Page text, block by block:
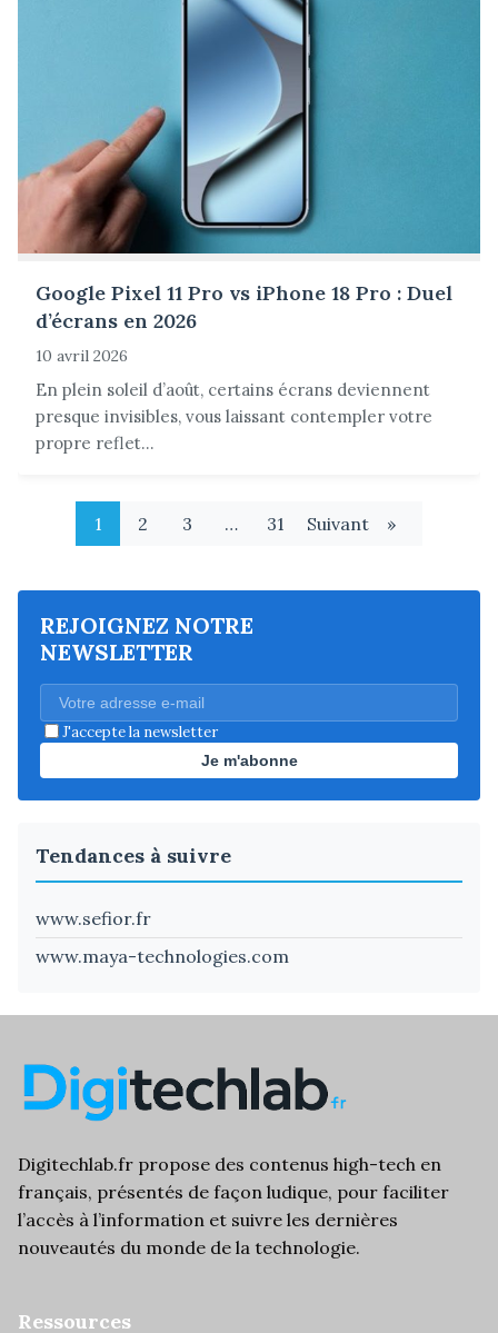
Google Pixel 11 Pro vs iPhone 18 Pro : Duel
d’écrans en 2026
10 avril 2026
En plein soleil d’août, certains écrans deviennent
presque invisibles, vous laissant contempler votre
propre reflet...
1 2 3 … 31 Suivant »
REJOIGNEZ NOTRE
NEWSLETTER
J'accepte la newsletter
Je m'abonne
Tendances à suivre
www.sefior.fr
www.maya-technologies.com
Digitechlab.fr propose des contenus high-tech en
français, présentés de façon ludique, pour faciliter
l’accès à l’information et suivre les dernières
nouveautés du monde de la technologie.
Ressources